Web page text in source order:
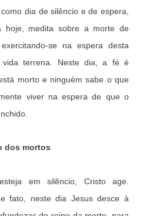
dia de silêncio e de espera,
hoje, medita sobre a morte de
se na espera desta
terrena. Neste dia, a fé é
morto e ninguém sabe o que
viver na espera de que o
dos mortos
em silêncio, Cristo age.
fato, neste dia Jesus desce à